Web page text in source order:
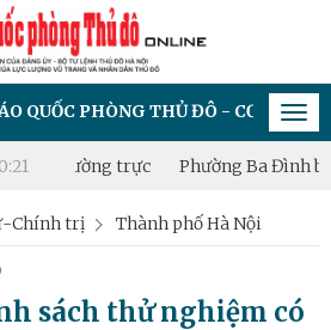
PHÒNG THỦ ĐÔ - CƠ QUAN CỦA
trực Phường Ba Đình bồi
Chính trị Thành phố Hà Nội
sách thử nghiệm có